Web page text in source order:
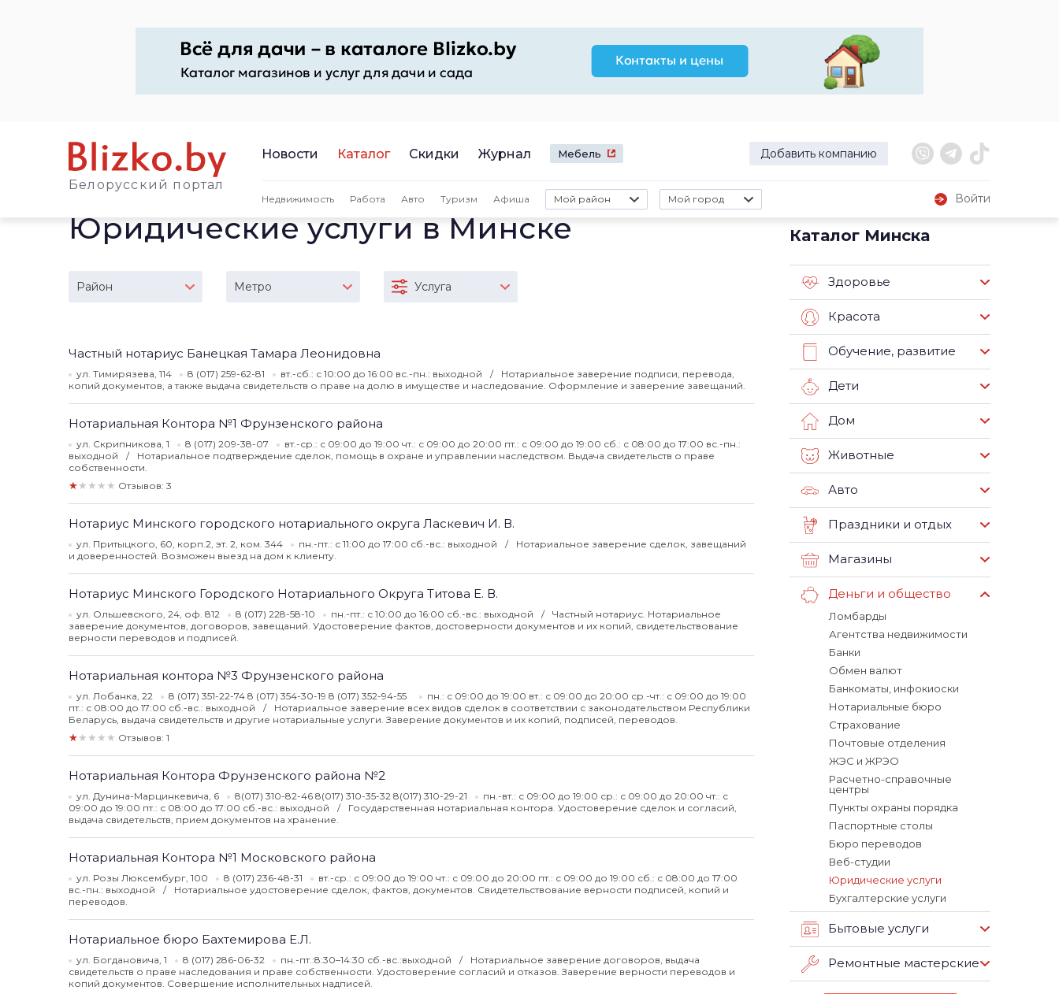
Белорусский портал
Новости Каталог Скидки Журнал Мебель Добавить компанию
Недвижимость Работа Авто Туризм Афиша Мой район Мой город Войти
Юридические услуги в Минске
Район Метро Услуга
Частный нотариус Банецкая Тамара Леонидовна
ул. Тимирязева, 114 8 (017) 259-62-81 вт.-сб.: с 10:00 до 16:00 вс.-пн.: выходной
Нотариальное заверение подписи, перевода,
копий документов, а также выдача свидетельств о праве на долю в имуществе и наследование. Оформление и заверение завещаний.
Нотариальная Контора №1 Фрунзенского района
ул. Скрипникова, 1 8 (017) 209-38-07
вт.-ср.: с 09:00 до 19:00 чт.: с 09:00 до 20:00 пт.: с 09:00 до 19:00 сб.: с 08:00 до 17:00 вс.-пн.:
выходной
Нотариальное подтверждение сделок, помощь в охране и управлении наследством. Выдача свидетельств о праве
собственности.
★★★★★ Отзывов: 3
Нотариус Минского городского нотариального округа Ласкевич И. В.
ул. Притыцкого, 60, корп.2, эт. 2, ком. 344 пн.-пт.: с 11:00 до 17:00 сб.-вс.: выходной
Нотариальное заверение сделок, завещаний
и доверенностей. Возможен выезд на дом к клиенту.
Нотариус Минского Городского Нотариального Округа Титова Е. В.
ул. Ольшевского, 24, оф. 812 8 (017) 228-58-10 пн.-пт.: с 10:00 до 16:00 сб.-вс.: выходной
Частный нотариус. Нотариальное
заверение документов, договоров, завещаний. Удостоверение фактов, достоверности документов и их копий, свидетельствование
верности переводов и подписей.
Нотариальная контора №3 Фрунзенского района
ул. Лобанка, 22 8 (017) 351-22-74 8 (017) 354-30-19 8 (017) 352-94-55
пн.: с 09:00 до 19:00 вт.: с 09:00 до 20:00 ср.-чт.: с 09:00 до 19:00
пт.: с 08:00 до 17:00 сб.-вс.: выходной
Нотариальное заверение всех видов сделок в соответствии с законодательством Республики
Беларусь, выдача свидетельств и другие нотариальные услуги. Заверение документов и их копий, подписей, переводов.
★★★★★ Отзывов: 1
Нотариальная Контора Фрунзенского района №2
ул. Дунина-Марцинкевича, 6 8(017) 310-82-46 8(017) 310-35-32 8(017) 310-29-21
пн.-вт.: с 09:00 до 19:00 ср.: с 09:00 до 20:00 чт.: с
09:00 до 19:00 пт.: с 08:00 до 17:00 сб.-вс.: выходной
Государственная нотариальная контора. Удостоверение сделок и согласий,
выдача свидетельств, прием документов на хранение.
Нотариальная Контора №1 Московского района
ул. Розы Люксембург, 100 8 (017) 236-48-31
вт.-ср.: с 09:00 до 19:00 чт.: с 09:00 до 20:00 пт.: с 09:00 до 19:00 сб.: с 08:00 до 17:00
вс.-пн.: выходной
Нотариальное удостоверение сделок, фактов, документов. Свидетельствование верности подписей, копий и
переводов.
Нотариальное бюро Бахтемирова Е.Л.
ул. Богдановича, 1 8 (017) 286-06-32 пн.-пт.:8:30–14:30 сб.-вс.:выходной
Нотариальное заверение договоров, выдача
свидетельств о праве наследования и праве собственности. Удостоверение согласий и отказов. Заверение верности переводов и
копий документов. Совершение исполнительных надписей.
Каталог Минска
Здоровье
Красота
Обучение, развитие
Дети
Дом
Животные
Авто
Праздники и отдых
Магазины
Деньги и общество
Ломбарды
Агентства недвижимости
Банки
Обмен валют
Банкоматы, инфокиоски
Нотариальные бюро
Страхование
Почтовые отделения
ЖЭС и ЖРЭО
Расчетно-справочные
центры
Пункты охраны порядка
Паспортные столы
Бюро переводов
Веб-студии
Юридические услуги
Бухгалтерские услуги
Бытовые услуги
Ремонтные мастерские